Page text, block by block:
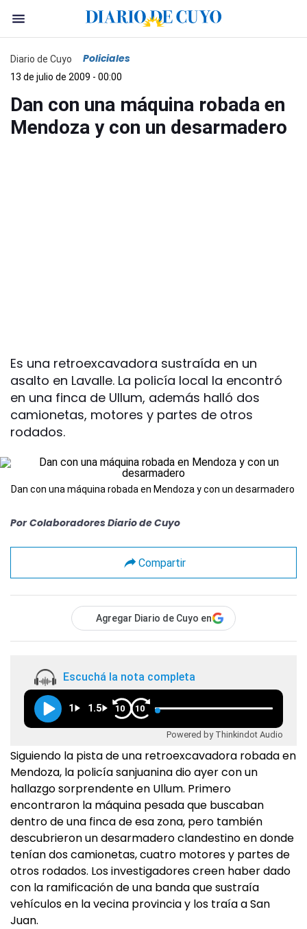
Diario de Cuyo Policiales
13 de julio de 2009 - 00:00
Dan con una máquina robada en
Mendoza y con un desarmadero
Es una retroexcavadora sustraída en un
asalto en Lavalle. La policía local la encontró
en una finca de Ullum, además halló dos
camionetas, motores y partes de otros
rodados.
Dan con una máquina robada en Mendoza y con un desarmadero
Por Colaboradores Diario de Cuyo
Compartir
Agregar Diario de Cuyo en
Escuchá la nota completa
1 1.5 10 10
Powered by Thinkindot Audio
Siguiendo la pista de una retroexcavadora robada en
Mendoza, la policía sanjuanina dio ayer con un
hallazgo sorprendente en Ullum. Primero
encontraron la máquina pesada que buscaban
dentro de una finca de esa zona, pero también
descubrieron un desarmadero clandestino en donde
tenían dos camionetas, cuatro motores y partes de
otros rodados. Los investigadores creen haber dado
con la ramificación de una banda que sustraía
vehículos en la vecina provincia y los traía a San
Juan.